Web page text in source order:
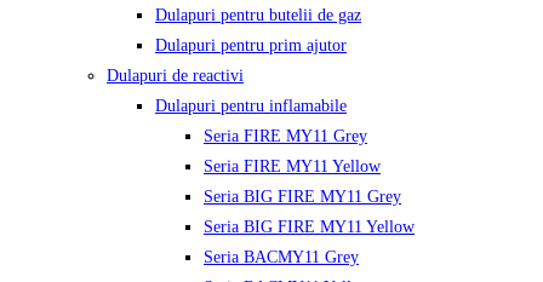
Dulapuri pentru butelii de gaz
Dulapuri pentru prim ajutor
Dulapuri de reactivi
Dulapuri pentru inflamabile
Seria FIRE MY11 Grey
Seria FIRE MY11 Yellow
Seria BIG FIRE MY11 Grey
Seria BIG FIRE MY11 Yellow
Seria BACMY11 Grey